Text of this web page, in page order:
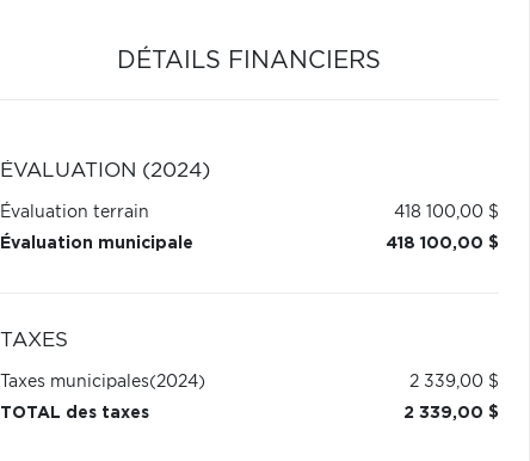
DÉTAILS FINANCIERS
ÉVALUATION (2024)
Évaluation terrain
418 100,00 $
Évaluation municipale
418 100,00 $
TAXES
Taxes municipales(2024)
2 339,00 $
TOTAL des taxes
2 339,00 $